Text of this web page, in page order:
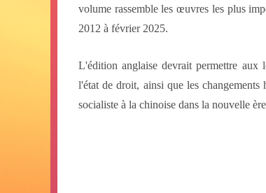
volume rassemble les œuvres les plus
2012 à février 2025.
L'édition anglaise devrait permettre
l'état de droit, ainsi que les changements
socialiste à la chinoise dans la nouvelle